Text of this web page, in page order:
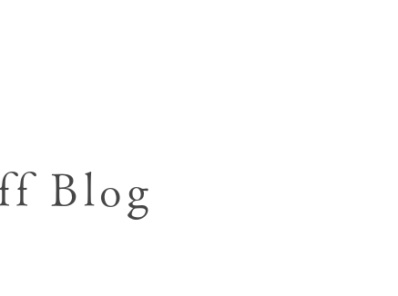
撮影
ハーフ成人式･10歳の祝い記念撮影
マタニティフォト撮影
Blog